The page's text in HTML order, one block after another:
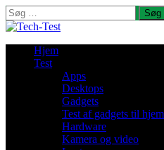
Søg
efter:
Hjem
Test
Apps
Desktops
Gadgets
Test af gadgets til
Hardware
Kamera og video